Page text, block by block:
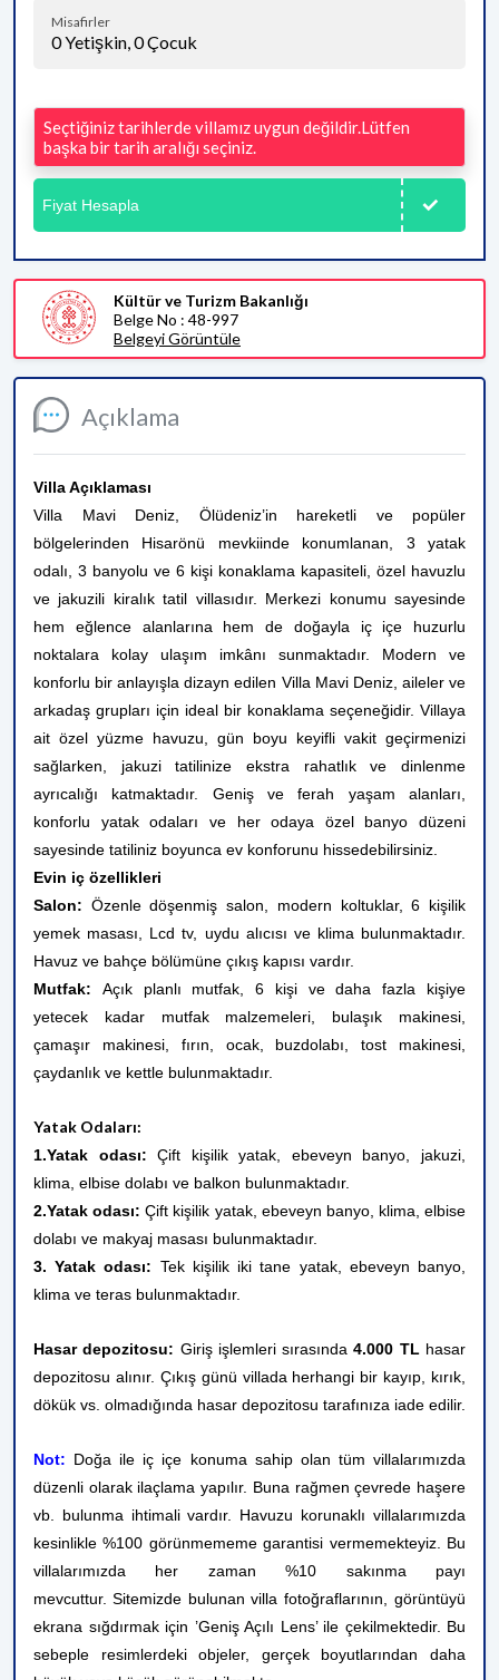
Açıklama
Villa Açıklaması
Villa Mavi Deniz, Ölüdeniz’in hareketli ve popüler
bölgelerinden Hisarönü mevkiinde konumlanan, 3 yatak
odalı, 3 banyolu ve 6 kişi konaklama kapasiteli, özel havuzlu
ve jakuzili kiralık tatil villasıdır. Merkezi konumu sayesinde
hem eğlence alanlarına hem de doğayla iç içe huzurlu
noktalara kolay ulaşım imkânı sunmaktadır. Modern ve
konforlu bir anlayışla dizayn edilen Villa Mavi Deniz, aileler ve
arkadaş grupları için ideal bir konaklama seçeneğidir. Villaya
ait özel yüzme havuzu, gün boyu keyifli vakit geçirmenizi
sağlarken, jakuzi tatilinize ekstra rahatlık ve dinlenme
ayrıcalığı katmaktadır. Geniş ve ferah yaşam alanları,
konforlu yatak odaları ve her odaya özel banyo düzeni
sayesinde tatiliniz boyunca ev konforunu hissedebilirsiniz.
Evin iç özellikleri
Salon: Özenle döşenmiş salon, modern koltuklar, 6 kişilik
yemek masası, Lcd tv, uydu alıcısı ve klima bulunmaktadır.
Havuz ve bahçe bölümüne çıkış kapısı vardır.
Mutfak: Açık planlı mutfak, 6 kişi ve daha fazla kişiye
yetecek kadar mutfak malzemeleri, bulaşık makinesi,
çamaşır makinesi, fırın, ocak, buzdolabı, tost makinesi,
çaydanlık ve kettle bulunmaktadır.
Yatak Odaları:
1.Yatak odası: Çift kişilik yatak, ebeveyn banyo, jakuzi,
klima, elbise dolabı ve balkon bulunmaktadır.
2.Yatak odası: Çift kişilik yatak, ebeveyn banyo, klima, elbise
dolabı ve makyaj masası bulunmaktadır.
3. Yatak odası: Tek kişilik iki tane yatak, ebeveyn banyo,
klima ve teras bulunmaktadır.
Hasar depozitosu: Giriş işlemleri sırasında4.000 TL hasar
depozitosu alınır. Çıkış günü villada herhangi bir kayıp, kırık,
dökük vs. olmadığında hasar depozitosu tarafınıza iade edilir.
Not: Doğa ile iç içe konuma sahip olan tüm villalarımızda
düzenli olarak ilaçlama yapılır. Buna rağmen çevrede haşere
vb. bulunma ihtimali vardır. Havuzu korunaklı villalarımızda
kesinlikle %100 görünmememe garantisi vermemekteyiz. Bu
villalarımızda her zaman %10 sakınma payı
mevcuttur. Sitemizde bulunan villa fotoğraflarının, görüntüyü
ekrana sığdırmak için ’Geniş Açılı Lens’ ile çekilmektedir. Bu
sebeple resimlerdeki objeler, gerçek boyutlarından daha
Misafirler
0Yetişkin,0Çocuk
Seçtiğiniz tarihlerde villamız uygun değildir.Lütfen
başka bir tarih aralığı seçiniz.
Fiyat Hesapla
Kültür ve Turizm Bakanlığı
Belge No : 48-997
Belgeyi Görüntüle